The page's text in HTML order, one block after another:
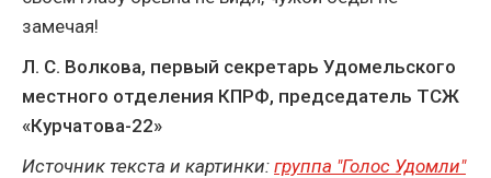
замечая!
Л. С. Волкова, первый секретарь Удомельского
местного отделения КПРФ, председатель ТСЖ
«Курчатова-22»
Источник текста и картинки: группа "Голос Удомли"